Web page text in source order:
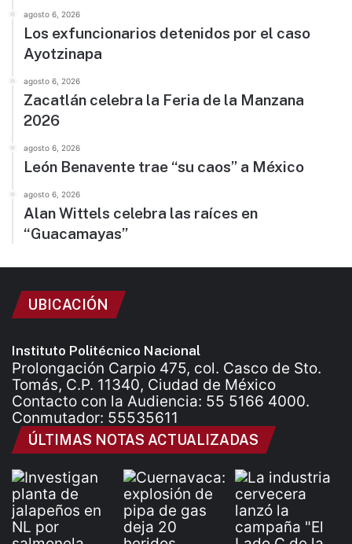
agosto 6, 2026
Los exfuncionarios detenidos por el caso
Ayotzinapa
agosto 6, 2026
Zacatlán celebra la Feria de la Manzana
2026
agosto 6, 2026
León Benavente trae “su caos” a México
agosto 6, 2026
Alan Wittels celebra las raíces en
“Guacamayas”
UBICACIÓN
Instituto Politécnico Nacional
Prolongación Carpio 475, col. Casco de Sto.
Tomás, C.P. 11340, Ciudad de México
Contacto con la Audiencia: 55 5166 4000.
Conmutador: 55535611
ÚLTIMAS NOTAS ACTUALIZADAS